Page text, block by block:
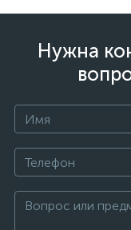
Нужна